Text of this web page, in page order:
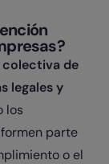
de
legales y
los
parte
o el